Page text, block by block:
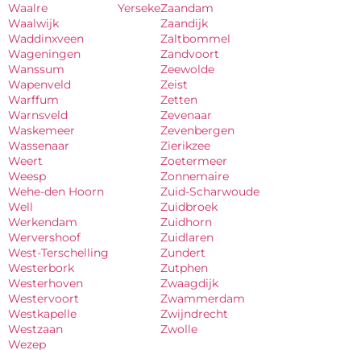
Waalre
Waalwijk
Waddinxveen
Wageningen
Wanssum
Wapenveld
Warffum
Warnsveld
Waskemeer
Wassenaar
Weert
Weesp
Wehe-den Hoorn
Well
Werkendam
Wervershoof
West-Terschelling
Westerbork
Westerhoven
Westervoort
Westkapelle
Westzaan
Wezep
YersekeZaandam
Zaandijk
Zaltbommel
Zandvoort
Zeewolde
Zeist
Zetten
Zevenaar
Zevenbergen
Zierikzee
Zoetermeer
Zonnemaire
Zuid-Scharwoude
Zuidbroek
Zuidhorn
Zuidlaren
Zundert
Zutphen
Zwaagdijk
Zwammerdam
Zwijndrecht
Zwolle